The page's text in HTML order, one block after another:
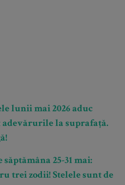
lunii mai 2026 aduc
adevărurile la suprafață.
25-31 mai:
trei zodii! Stelele sunt de